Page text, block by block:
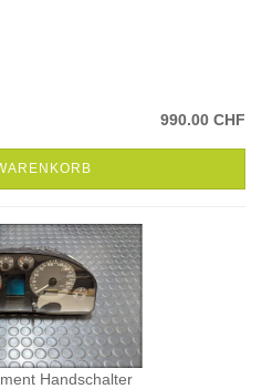
990.00 CHF
Handschalter